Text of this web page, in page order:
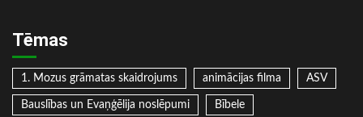
Tēmas
1. Mozus grāmatas skaidrojums animācijas filma ASV
Bauslības un Evaņģēlija noslēpumi Bībele